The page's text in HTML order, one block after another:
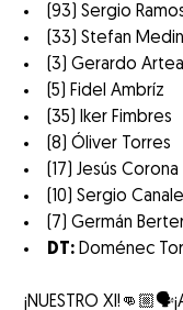
(93) Sergio
(33) Stefan
(3) Gerardo
(5) Fidel Ambríz
(35) Iker Fimbres
(8) Óliver Torres
(17) Jesús Corona
(10) Sergio
(7) Germán
DT: Doménec
¡NUESTRO